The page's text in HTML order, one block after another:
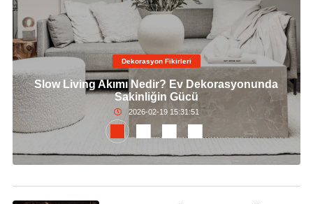
Dekorasyon Fikirleri
Slow Living Akımı Nedir? Ev Dekorasyonunda
Sakinliğin Gücü
2026-02-19 15:31:51